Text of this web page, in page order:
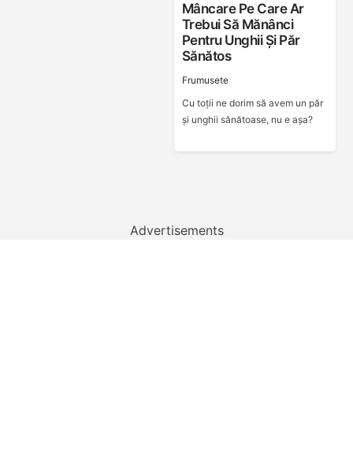
Mâncare Pe Care Ar
Trebui Să Mănânci
Pentru Unghii Și Păr
Sănătos
Frumusete
Cu toții ne dorim să avem un păr
și unghii sănătoase, nu e așa?
Advertisements